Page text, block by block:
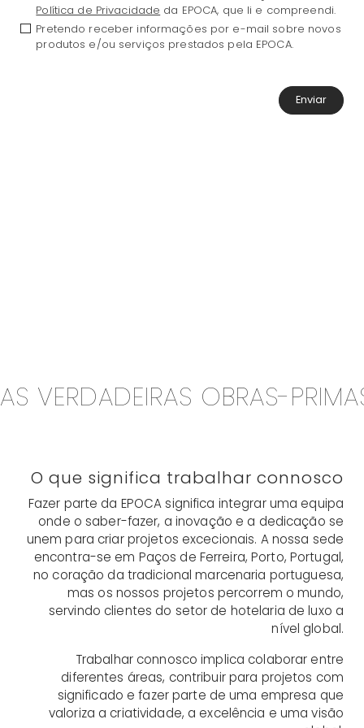
Política de Privacidade da EPOCA, que li e compreendi.
Pretendo receber informações por e-mail sobre novos
produtos e/ou serviços prestados pela EPOCA.
Enviar
AS VERDADEIRAS OBRAS-
O que significa trabalhar connosco
Fazer parte da EPOCA significa integrar uma equipa
onde o saber-fazer, a inovação e a dedicação se
unem para criar projetos excecionais. A nossa sede
encontra-se em Paços de Ferreira, Porto, Portugal,
no coração da tradicional marcenaria portuguesa,
mas os nossos projetos percorrem o mundo,
servindo clientes do setor de hotelaria de luxo a
nível global.
Trabalhar connosco implica colaborar entre
diferentes áreas, contribuir para projetos com
significado e fazer parte de uma empresa que
valoriza a criatividade, a excelência e uma visão